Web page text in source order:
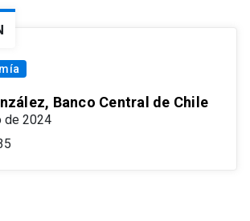
Banco Central de Chile
de 2024